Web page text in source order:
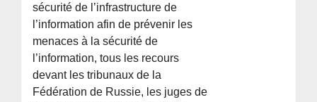
sécurité de l’infrastructure de
l’information afin de prévenir les
menaces à la sécurité de
l’information, tous les recours
devant les tribunaux de la
Fédération de Russie, les juges de